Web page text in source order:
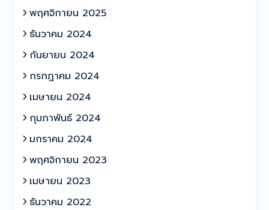
พฤศจิกายน 2025
ธันวาคม 2024
กันยายน 2024
กรกฎาคม 2024
เมษายน 2024
กุมภาพันธ์ 2024
มกราคม 2024
พฤศจิกายน 2023
เมษายน 2023
ธันวาคม 2022